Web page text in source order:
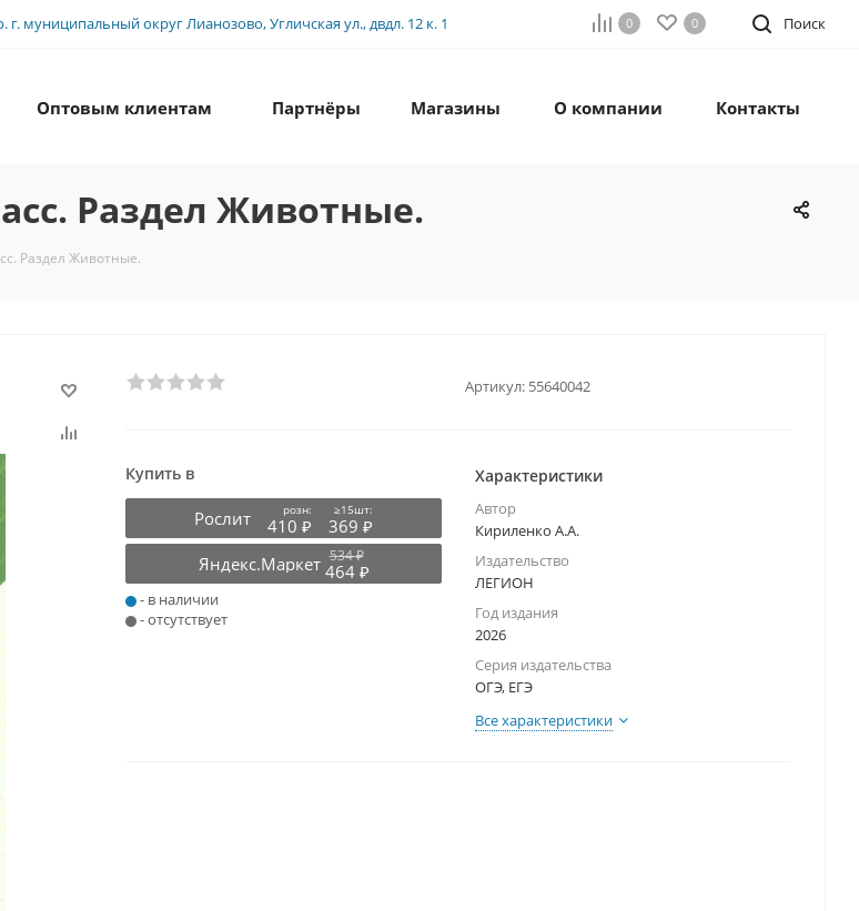
г. муниципальный округ Лианозово, Угличская ул., двдл. 12 к. 1 Поиск
0 0
Оптовым клиентам Партнёры Магазины О компании Контакты
Раздел Животные.
Раздел Животные.
Артикул: 55640042
Купить в
Рослит розн: ≥15шт:
410 ₽
369 ₽
Яндекс.Маркет 534 ₽
464 ₽
- в наличии
- отсутствует
Характеристики
Автор
Кириленко А.А.
Издательство
ЛЕГИОН
Год издания
2026
Серия издательства
ОГЭ, ЕГЭ
Все характеристики